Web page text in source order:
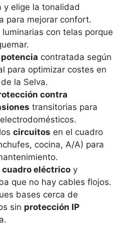
y elige la tonalidad
para mejorar confort.
luminarias con telas porque
potencia contratada según
para optimizar costes en
la Selva.
contra
transitorias para
circuitos en el cuadro
cocina, A/A) para
cuadro eléctricoy
que no hay cables flojos.
bases cerca de
sin protección IP